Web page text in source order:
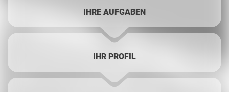
IHRE AUFGABEN
IHR PROFIL